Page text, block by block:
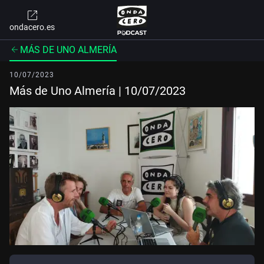
ondacero.es
MÁS DE UNO ALMERÍA
10/07/2023
Más de Uno Almería | 10/07/2023